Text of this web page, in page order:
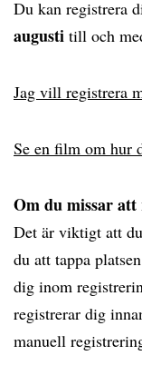
Du kan registrera
augusti till och
Jag vill registrera
Se en film om hur
Om du missar
Det är viktigt att
du att tappa
dig inom
registrerar dig
manuell